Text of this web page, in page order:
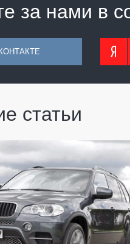
за нами в
статьи